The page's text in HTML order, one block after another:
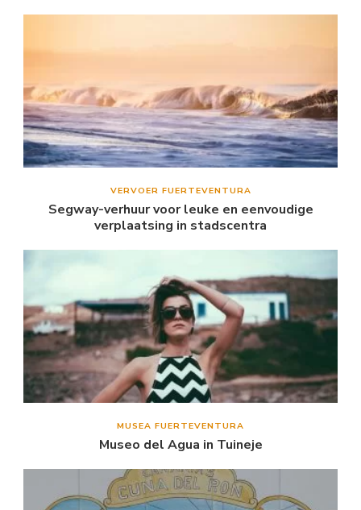
VERVOER FUERTEVENTURA
Segway-verhuur voor leuke en eenvoudige
verplaatsing in stadscentra
MUSEA FUERTEVENTURA
Museo del Agua in Tuineje